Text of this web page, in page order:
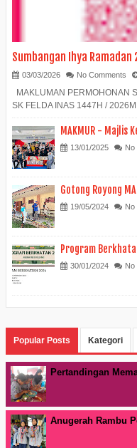
Sumbangan Ihya Ramadan
03/03/2026 No Comments
MAKLUMAN PERMOHONAN
SK FELDA INAS 1447H / 2026M...
MAKMUR - Majlis
13/01/2025 No
Gotong Royong
19/05/2024 No
Program
30/01/2024 No
Popular Posts Kategori
Pertandingan
Anugerah Rambu